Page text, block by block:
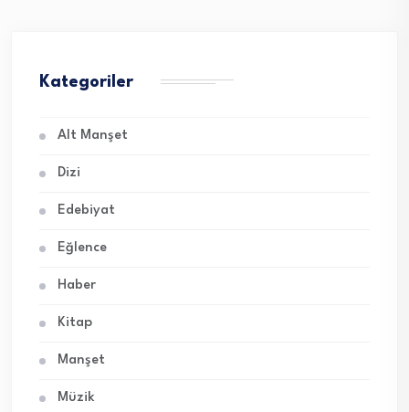
Kategoriler
Alt Manşet
Dizi
Edebiyat
Eğlence
Haber
Kitap
Manşet
Müzik